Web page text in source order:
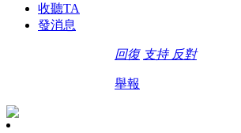
收聽TA
發消息
回復 支持 反對
舉報